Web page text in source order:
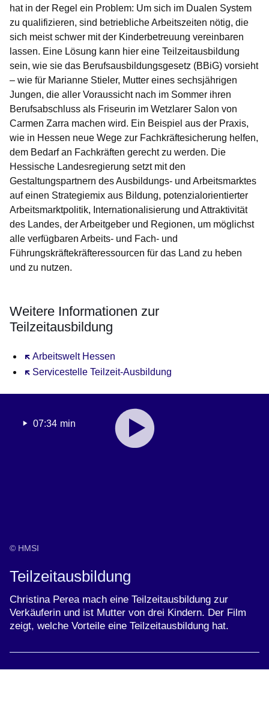
hat in der Regel ein Problem: Um sich im Dualen System
zu qualifizieren, sind betriebliche Arbeitszeiten nötig, die
sich meist schwer mit der Kinderbetreuung vereinbaren
lassen. Eine Lösung kann hier eine Teilzeitausbildung
sein, wie sie das Berufsausbildungsgesetz (BBiG) vorsieht
– wie für Marianne Stieler, Mutter eines sechsjährigen
Jungen, die aller Voraussicht nach im Sommer ihren
Berufsabschluss als Friseurin im Wetzlarer Salon von
Carmen Zarra machen wird. Ein Beispiel aus der Praxis,
wie in Hessen neue Wege zur Fachkräftesicherung helfen,
dem Bedarf an Fachkräften gerecht zu werden. Die
Hessische Landesregierung setzt mit den
Gestaltungspartnern des Ausbildungs- und Arbeitsmarktes
auf einen Strategiemix aus Bildung, potenzialorientierter
Arbeitsmarktpolitik, Internationalisierung und Attraktivität
des Landes, der Arbeitgeber und Regionen, um möglichst
alle verfügbaren Arbeits- und Fach- und
Führungskräftekräfteressourcen für das Land zu heben
und zu nutzen.
Weitere Informationen zur
Teilzeitausbildung
Arbeitswelt Hessen
Öffnet sich in einem neuen Fenster
Servicestelle Teilzeit-Ausbildung
Öffnet sich in einem neuen Fenster
Youtube
:Dauer:07:34 min
© HMSI
Teilzeitausbildung
Christina Perea mach eine Teilzeitausbildung zur
Verkäuferin und ist Mutter von drei Kindern. Der Film
zeigt, welche Vorteile eine Teilzeitausbildung hat.